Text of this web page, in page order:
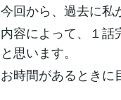
今回から、過去に私
内容によって、１話
と思います。
お時間があるときに